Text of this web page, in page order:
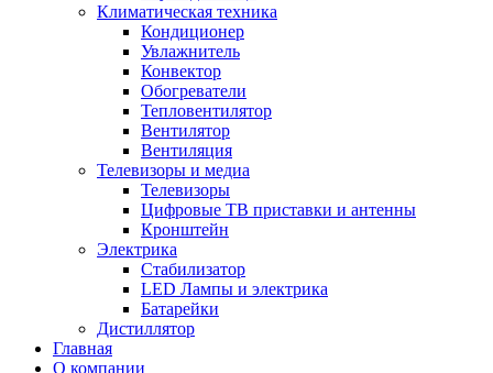
Климатическая техника
Кондиционер
Увлажнитель
Конвектор
Обогреватели
Тепловентилятор
Вентилятор
Вентиляция
Телевизоры и медиа
Телевизоры
Цифровые ТВ приставки и антенны
Кронштейн
Электрика
Стабилизатор
LED Лампы и электрика
Батарейки
Дистиллятор
Главная
О компании